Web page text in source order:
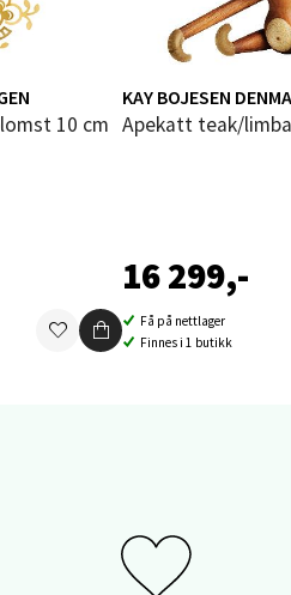
KAY BOJESEN
Apekatt teak/
16 299,-
Få på nettlager
Finnes i 1 butikk